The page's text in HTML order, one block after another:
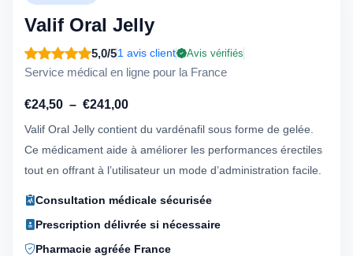
Valif Oral Jelly
5,0/51 avis client Avis vérifiés
Service médical en ligne pour la France
€24,50 – €241,00Plage
de
prix :
€24,50
€241,00
Valif Oral Jelly contient du vardénafil sous forme de gelée.
Ce médicament aide à améliorer les performances érectiles
tout en offrant à l’utilisateur un mode d’administration facile.
Consultation médicale sécurisée
Prescription délivrée si nécessaire
Pharmacie agréée France